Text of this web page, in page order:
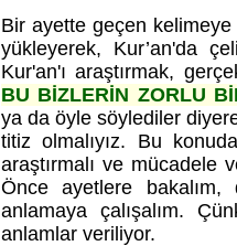
Bir ayette geçen
yükleyerek, Kur’an'da
Kur'an'ı araştırmak,
BU BİZLERİN ZORLU
ya da öyle söylediler
titiz olmalıyız. Bu
araştırmalı ve mücadele
Önce ayetlere
anlamaya çalışalım.
anlamlar veriliyor.